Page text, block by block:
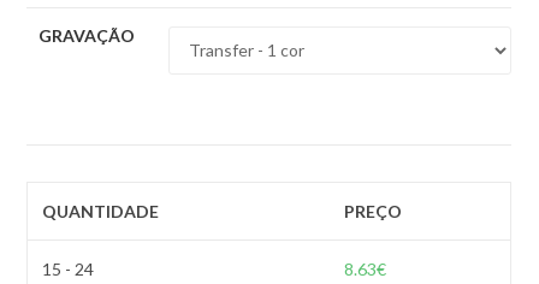
GRAVAÇÃO
QUANTIDADE PREÇO
15 - 24 8.63€